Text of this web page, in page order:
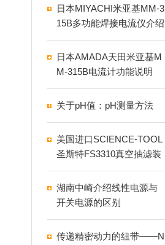
日本MIYACHI米亚基MM-3
15B多功能焊接电流仪介绍
日本AMADA天田米亚基M
M-315B电流计功能说明
关于pH值：pH测量方法
美国进口SCIENCE-TOOL
圣斯特FS3310真空抽滤装
置
湖南中崎介绍线性电源与
开关电源的区别
传递精密动力的纽带——N